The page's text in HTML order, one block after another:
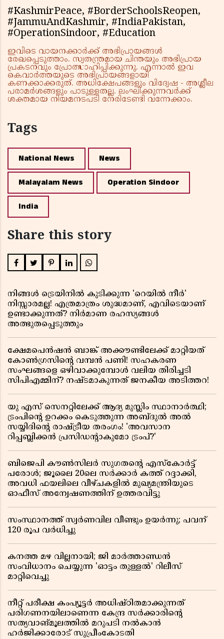
#KashmirPeace, #BorderSchoolsReopen,
#JammuAndKashmir, #IndiaPakistan,
#OperationSindoor, #Education
ഇവിടെ വായനക്കാർക്ക് അഭിപ്രായങ്ങൾ
രേഖപ്പെടുത്താം. സ്വതന്ത്രമായ ചിന്തയും അഭിപ്രായ
പ്രകടനവും പ്രോത്സാഹിപ്പിക്കുന്നു. എന്നാൽ ഇവ
കെവാർത്തയുടെ അഭിപ്രായങ്ങളായി
കണക്കാക്കരുത്. അധിക്ഷേപങ്ങളും വിദ്വേഷ - അശ്ലീല
പരാമർശങ്ങളും പാടുള്ളതല്ല. ലംഘിക്കുന്നവർക്ക്
ശക്തമായ നിയമനടപടി നേരിടേണ്ടി വന്നേക്കാം.
Tags
National News News
Malayalam News Operation Sindoor
India
Share this story
നിങ്ങൾ ട്രെയിനിൽ കുടിക്കുന്ന 'റെയിൽ നീർ'
നിസ്സാരമല്ല! എത്രമാത്രം ശുദ്ധമാണ്, എവിടെയാണ്
ഉണ്ടാക്കുന്നത്? നിർമാണ രഹസ്യങ്ങൾ
അത്ഭുതപ്പെടുത്തും
ക്ഷേമപെൻഷൻ ബാങ്ക് അക്കൗണ്ടിലേക്ക് മാറ്റിയത്
കോൺഗ്രസിന്റെ വമ്പൻ പണി! സഹകരണ
സംഘങ്ങളെ ഒഴിവാക്കുമ്പോൾ വലിയ തിരിച്ചടി
സിപിഎമ്മിന്? നഷ്ടമാകുന്നത് ജനകീയ അടിത്തറ!
യു എസ് സെനറ്റിലേക്ക് ആദ്യ മുസ്ലിം സ്ഥാനാർത്ഥി;
ട്രംപിന്റെ ഉറക്കം കെടുത്തുന്ന അബ്ദുൽ അൽ
സയ്യിദിന്റെ രാഷ്ട്രീയ തരംഗം! 'അവസാന
റിപ്പബ്ലിക്കൻ പ്രസിഡന്റാകുമോ ട്രംപ്?'
ബിജെപി കൗൺസിലർ സുഗതന്റെ എസ്‌കോർട്ട്
പരോൾ; ജൂലൈ 20ലെ സർക്കാർ കത്ത് റദ്ദാക്കി,
അവധി ഫയലിലെ വീഴ്ചകളിൽ മുഖ്യമന്ത്രിയുടെ
ഓഫീസ് അന്വേഷണത്തിന് ഉത്തരവിട്ടു
സംസ്ഥാനത്ത് സ്വര്‍ണവില വീണ്ടും ഉയർന്നു; പവന്
120 രൂപ വര്‍ധിച്ചു
കനത്ത മഴ വില്ലനായി; ജി മാർത്താണ്ഡൻ
സംവിധാനം ചെയ്യുന്ന 'ഓട്ടം തുള്ളൽ' റിലീസ്
മാറ്റിവെച്ചു
നീറ്റ് പരീക്ഷ കംപ്യൂട്ടർ അധിഷ്ഠിതമാക്കുന്നത്
പരിഗണനയിലാണെന്ന കേന്ദ്ര സർക്കാരിൻ്റെ
സത്യവാങ്മൂലത്തിൽ മറുപടി നൽകാൻ
ഹർജിക്കാരോട് സുപ്രീംകോടതി